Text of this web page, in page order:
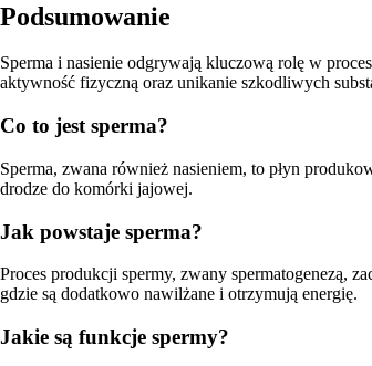
Podsumowanie
Sperma i nasienie odgrywają kluczową rolę w
aktywność fizyczną oraz unikanie szkodliwych
Co to jest sperma?
Sperma, zwana również nasieniem, to płyn
drodze do komórki jajowej.
Jak powstaje sperma?
Proces produkcji spermy, zwany spermatogenezą,
gdzie są dodatkowo nawilżane i otrzymują energię.
Jakie są funkcje spermy?